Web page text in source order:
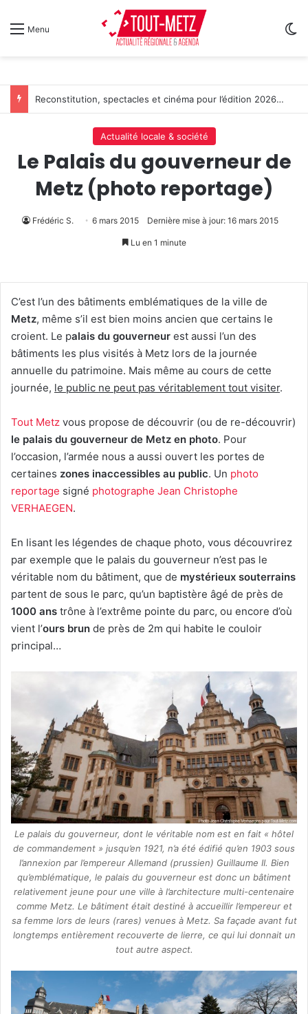
Menu
L’Étape du Graoully : une nouvelle épreuve cycliste débarque à Metz
Actualité locale & société
Le Palais du gouverneur de
Metz (photo reportage)
Frédéric S. 6 mars 2015 Dernière mise à jour: 16 mars 2015
Lu en 1 minute
C’est l’un des bâtiments emblématiques de la ville de
Metz, même s’il est bien moins ancien que certains le
croient. Le palais du gouverneur est aussi l’un des
bâtiments les plus visités à Metz lors de la journée
annuelle du patrimoine. Mais même au cours de cette
journée, le public ne peut pas véritablement tout visiter.
Tout Metz vous propose de découvrir (ou de re-découvrir)
le palais du gouverneur de Metz en photo. Pour
l’occasion, l’armée nous a aussi ouvert les portes de
certaines zones inaccessibles au public. Un photo
reportage signé photographe Jean Christophe
VERHAEGEN.
En lisant les légendes de chaque photo, vous découvrirez
par exemple que le palais du gouverneur n’est pas le
véritable nom du bâtiment, que de mystérieux souterrains
partent de sous le parc, qu’un baptistère âgé de près de
1000 ans trône à l’extrême pointe du parc, ou encore d’où
vient l’ours brun de près de 2m qui habite le couloir
principal…
Le palais du gouverneur, dont le véritable nom est en fait « hôtel
de commandement » jusqu’en 1921, n’a été édifié qu’en 1903 sous
l’annexion par l’empereur Allemand (prussien) Guillaume II. Bien
qu’emblématique, le palais du gouverneur est donc un bâtiment
relativement jeune pour une ville à l’architecture multi-centenaire
comme Metz. Le bâtiment était destiné à accueillir l’empereur et
sa femme lors de leurs (rares) venues à Metz. Sa façade avant fut
longtemps entièrement recouverte de lierre, ce qui lui donnait un
tout autre aspect.